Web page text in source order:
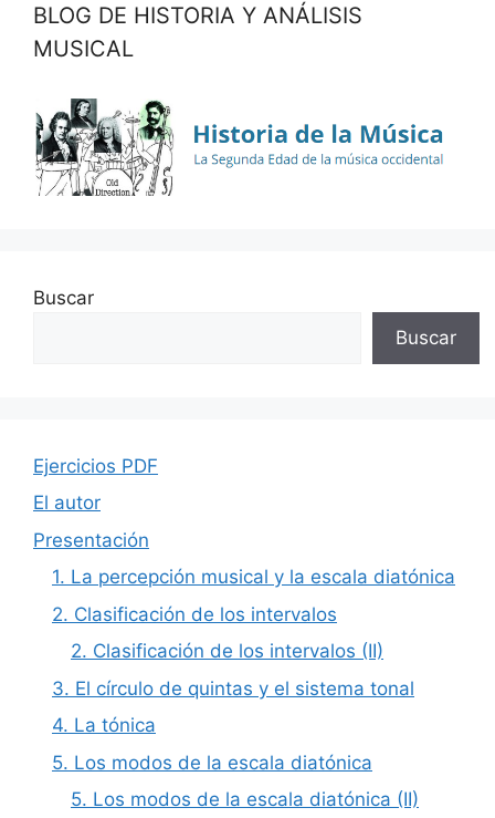
BLOG DE HISTORIA Y ANÁLISIS
MUSICAL
Buscar
Buscar
Ejercicios PDF
El autor
Presentación
1. La percepción musical y la escala diatónica
2. Clasificación de los intervalos
2. Clasificación de los intervalos (II)
3. El círculo de quintas y el sistema tonal
4. La tónica
5. Los modos de la escala diatónica
5. Los modos de la escala diatónica (II)